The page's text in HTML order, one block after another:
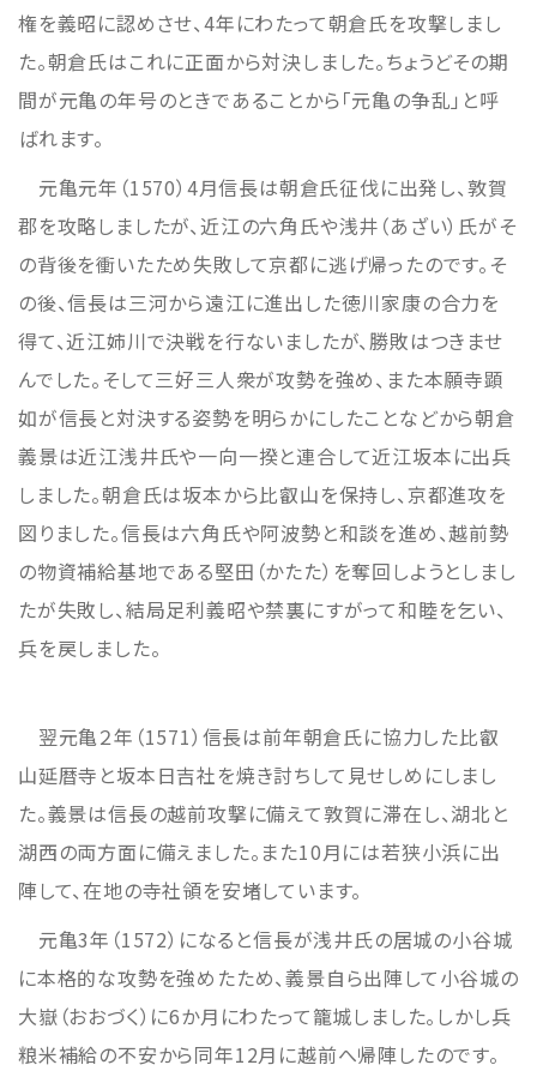
権を義昭に認めさせ、4年にわたって朝倉氏を攻撃しまし
た。朝倉氏はこれに正面から対決しました。ちょうどその期
間が元亀の年号のときであることから「元亀の争乱」と呼
ばれます。
元亀元年（1570）4月信長は朝倉氏征伐に出発し、敦賀
郡を攻略しましたが、近江の六角氏や浅井（あざい）氏がそ
の背後を衝いたため失敗して京都に逃げ帰ったのです。そ
の後、信長は三河から遠江に進出した徳川家康の合力を
得て、近江姉川で決戦を行ないましたが、勝敗はつきませ
んでした。そして三好三人衆が攻勢を強め、また本願寺顕
如が信長と対決する姿勢を明らかにしたことなどから朝倉
義景は近江浅井氏や一向一揆と連合して近江坂本に出兵
しました。朝倉氏は坂本から比叡山を保持し、京都進攻を
図りました。信長は六角氏や阿波勢と和談を進め、越前勢
の物資補給基地である堅田（かたた）を奪回しようとしまし
たが失敗し、結局足利義昭や禁裏にすがって和睦を乞い、
兵を戻しました。
翌元亀２年（1571）信長は前年朝倉氏に協力した比叡
山延暦寺と坂本日吉社を焼き討ちして見せしめにしまし
た。義景は信長の越前攻撃に備えて敦賀に滞在し、湖北と
湖西の両方面に備えました。また10月には若狭小浜に出
陣して、在地の寺社領を安堵しています。
元亀3年（1572）になると信長が浅井氏の居城の小谷城
に本格的な攻勢を強めたため、義景自ら出陣して小谷城の
大嶽（おおづく）に6か月にわたって籠城しました。しかし兵
粮米補給の不安から同年12月に越前へ帰陣したのです。